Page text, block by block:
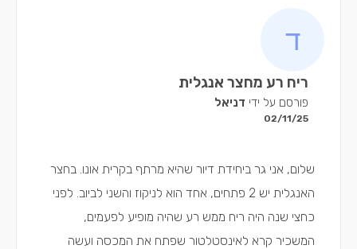
ריח רע מחצר אנגלית
פורסם על ידי דניאל
02/11/25
שלום, אני גר ביחידת דיור שהיא מרתף בקרית אונו. בחצר
האנגלית יש 2 פתחים, אחד הוא לניקוז והשני לביוב. לפני
כחצי שנה היה ריח ממש רע שהיה מופיע לפעמים,
המשכיר קרא לאינסטלטור שפתח את המכסה ועשה